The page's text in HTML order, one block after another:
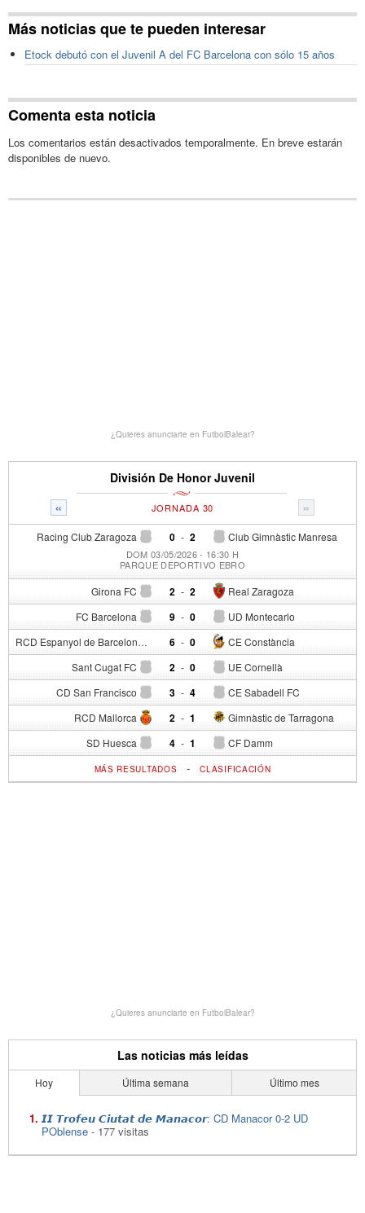
Más noticias que te pueden interesar
Etock debutó con el Juvenil A del FC Barcelona con sólo 15 años
Comenta esta noticia
Los comentarios están desactivados temporalmente. En breve estarán
disponibles de nuevo.
¿Quieres anunciarte en FutbolBalear?
División De Honor Juvenil
« »
JORNADA 30
Racing Club Zaragoza 0 - Club Gimnàstic Manresa
2
DOM 03/05/2026 - 16:30 H
PARQUE DEPORTIVO EBRO
Girona FC 2 - Real Zaragoza
2
FC Barcelona 9 - UD Montecarlo
0
RCD Espanyol de Barcelona 6 - CE Constància
0
Sant Cugat FC 2 - UE Cornellà
0
CD San Francisco 3 - CE Sabadell FC
4
RCD Mallorca 2 - Gimnàstic de Tarragona
1
SD Huesca 4 - CF Damm
1
MÁS RESULTADOS -CLASIFICACIÓN
¿Quieres anunciarte en FutbolBalear?
Las noticias más leídas
Hoy Última semana Último mes
𝙄𝙄 𝙏𝙧𝙤𝙛𝙚𝙪 𝘾𝙞𝙪𝙩𝙖𝙩 𝙙𝙚 𝙈𝙖𝙣𝙖𝙘𝙤𝙧: CD Manacor 0-2 UD
POblense - 177 visitas